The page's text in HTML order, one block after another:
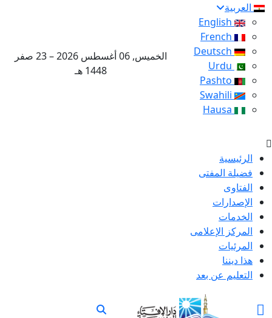
العربية
الخميس, 06 أغسطس 2026 – 23 صفر
1448 هـ
الرئيسية
فضيلة المفتى
الفتاوى
الإصدارات
الخدمات
المركز الإعلامى
المرئيات
هذا ديننا
التعليم عن بعد